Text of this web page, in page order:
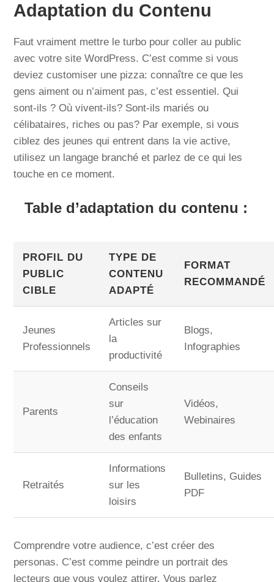
Adaptation du Contenu
Faut vraiment mettre le turbo pour coller au public
avec votre site WordPress. C’est comme si vous
deviez customiser une pizza: connaître ce que les
gens aiment ou n’aiment pas, c’est essentiel. Qui
sont-ils ? Où vivent-ils? Sont-ils mariés ou
célibataires, riches ou pas? Par exemple, si vous
ciblez des jeunes qui entrent dans la vie active,
utilisez un langage branché et parlez de ce qui les
touche en ce moment.
Table d’adaptation du contenu :
PROFIL DU
PUBLIC
CIBLE
TYPE DE
CONTENU
ADAPTÉ
FORMAT
RECOMMANDÉ
Jeunes
Professionnels
Articles sur
la
productivité
Blogs,
Infographies
Parents
Conseils
sur
l’éducation
des enfants
Vidéos,
Webinaires
Retraités
Informations
sur les
loisirs
Bulletins, Guides
PDF
Comprendre votre audience, c’est créer des
personas. C’est comme peindre un portrait des
lecteurs que vous voulez attirer. Vous parlez